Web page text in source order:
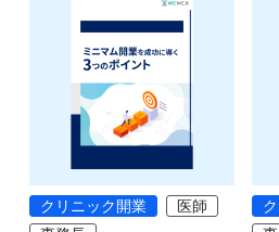
クリニック開業
医師